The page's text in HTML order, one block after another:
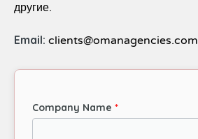
другие.
Email: clients@omanagencies.com
Company Name